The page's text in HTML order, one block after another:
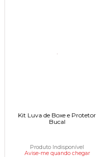
Kit Luva de Boxe e Protetor
Bucal
Produto Indisponível
Avise-me quando chegar